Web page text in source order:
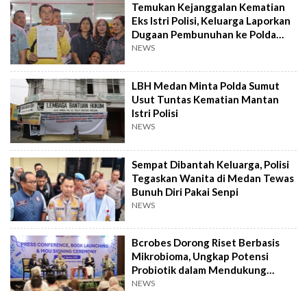
Temukan Kejanggalan Kematian
Eks Istri Polisi, Keluarga Laporkan
Dugaan Pembunuhan ke Polda
Sumut
NEWS
LBH Medan Minta Polda Sumut
Usut Tuntas Kematian Mantan
Istri Polisi
NEWS
Sempat Dibantah Keluarga, Polisi
Tegaskan Wanita di Medan Tewas
Bunuh Diri Pakai Senpi
NEWS
Bcrobes Dorong Riset Berbasis
Mikrobioma, Ungkap Potensi
Probiotik dalam Mendukung
Terapi Jerawat
NEWS